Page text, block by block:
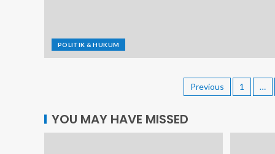
POLITIK & HUKUM
Previous 1 …
YOU MAY HAVE MISSED